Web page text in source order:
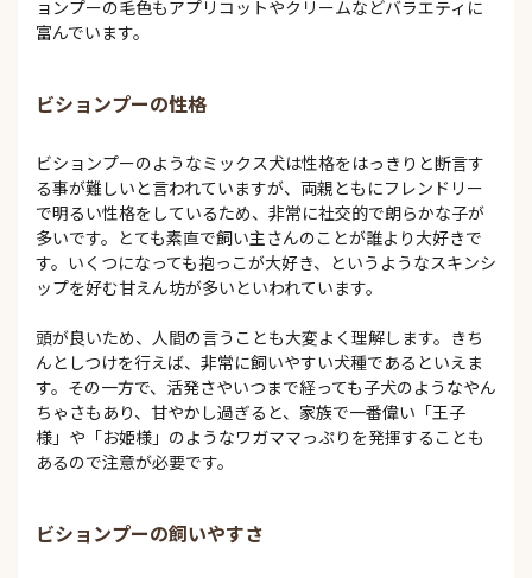
ョンプーの毛色もアプリコットやクリームなどバラエティに
富んでいます。
ビションプーの性格
ビションプーのようなミックス犬は性格をはっきりと断言す
る事が難しいと言われていますが、両親ともにフレンドリー
で明るい性格をしているため、非常に社交的で朗らかな子が
多いです。とても素直で飼い主さんのことが誰より大好きで
す。いくつになっても抱っこが大好き、というようなスキンシ
ップを好む甘えん坊が多いといわれています。
頭が良いため、人間の言うことも大変よく理解します。きち
んとしつけを行えば、非常に飼いやすい犬種であるといえま
す。その一方で、活発さやいつまで経っても子犬のようなやん
ちゃさもあり、甘やかし過ぎると、家族で一番偉い「王子
様」や「お姫様」のようなワガママっぷりを発揮することも
あるので注意が必要です。
ビションプーの飼いやすさ